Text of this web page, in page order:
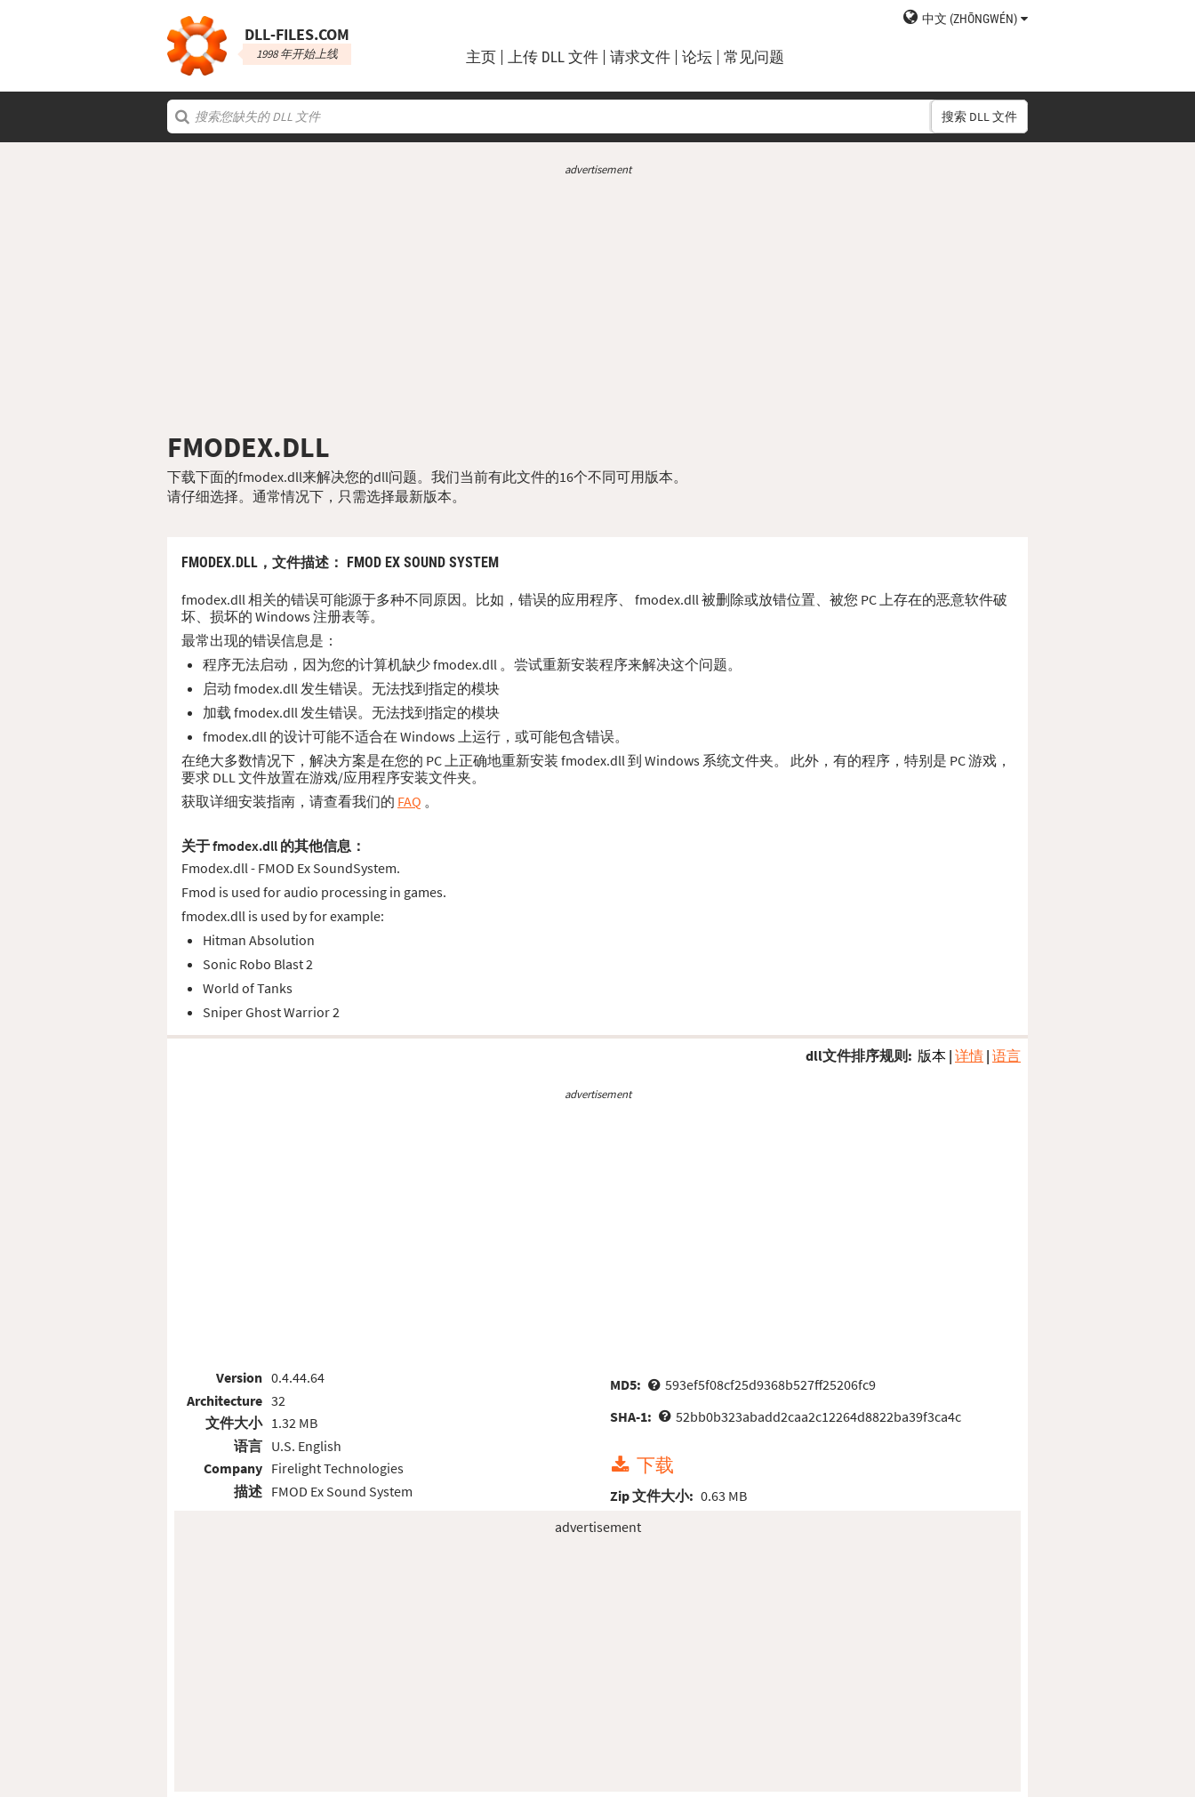
DLL‑FILES.COM
1998 年开始上线
中文 (ZHŌNGWÉN)
主页 上传 DLL 文件 请求文件 论坛 常见问题
搜索 DLL 文件
advertisement
FMODEX.DLL
下载下面的fmodex.dll来解决您的dll问题。我们当前有此文件的16个不同可用版本。
请仔细选择。通常情况下，只需选择最新版本。
FMODEX.DLL， 文件描述 ： FMOD EX SOUND SYSTEM
fmodex.dll 相关的错误可能源于多种不同原因。比如，错误的应用程序、 fmodex.dll 被删除或放错位置、被您 PC 上存在的恶意软件破
坏、损坏的 Windows 注册表等。
最常出现的错误信息是：
程序无法启动，因为您的计算机缺少 fmodex.dll 。尝试重新安装程序来解决这个问题。
启动 fmodex.dll 发生错误。无法找到指定的模块
加载 fmodex.dll 发生错误。无法找到指定的模块
fmodex.dll 的设计可能不适合在 Windows 上运行，或可能包含错误。
在绝大多数情况下，解决方案是在您的 PC 上正确地重新安装 fmodex.dll 到 Windows 系统文件夹。 此外，有的程序，特别是 PC 游戏，
要求 DLL 文件放置在游戏/应用程序安装文件夹。
获取详细安装指南，请查看我们的 FAQ 。
关于 fmodex.dll 的其他信息：
Fmodex.dll - FMOD Ex SoundSystem.
Fmod is used for audio processing in games.
fmodex.dll is used by for example:
Hitman Absolution
Sonic Robo Blast 2
World of Tanks
Sniper Ghost Warrior 2
dll文件排序规则: 版本 | 详情 | 语言
advertisement
Version
Architecture
文件大小
语言
Company
描述
0.4.44.64
32
1.32 MB
U.S. English
Firelight Technologies
FMOD Ex Sound System
MD5:
593ef5f08cf25d9368b527ff25206fc9
SHA-1:
52bb0b323abadd2caa2c12264d8822ba39f3ca4c
下载
Zip 文件大小: 0.63 MB
advertisement